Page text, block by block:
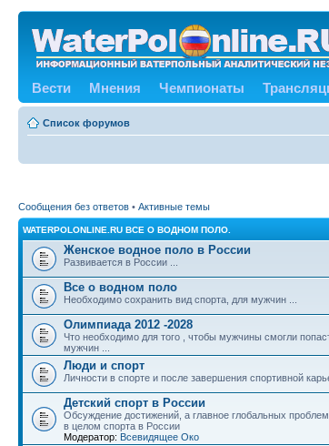
Вести Мнения Чемпионаты
Список форумов
Сообщения без ответов • Активные темы
WATERPOLONLINE.RU ВСЕ О ВОДНОМ ПОЛО.
Женское водное поло в России
Развивается в России ...
Все о водном поло
Необходимо сохранить вид спорта, для мужчин ...
Олимпиада 2012 -2028
Что необходимо для того , чтобы мужчины смогли
мужчин ...
Люди и спорт
Личности в спорте и после завершения спортивной
Детский спорт в России
Обсуждение достижений, а главное глобальных
в целом спорта в России
Модератор: Всевидящее Око